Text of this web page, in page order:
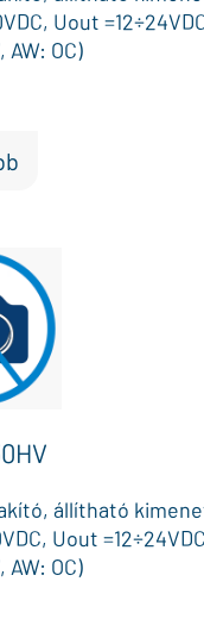
Uout
AW: OC)
állítható
Uout
AW: OC)